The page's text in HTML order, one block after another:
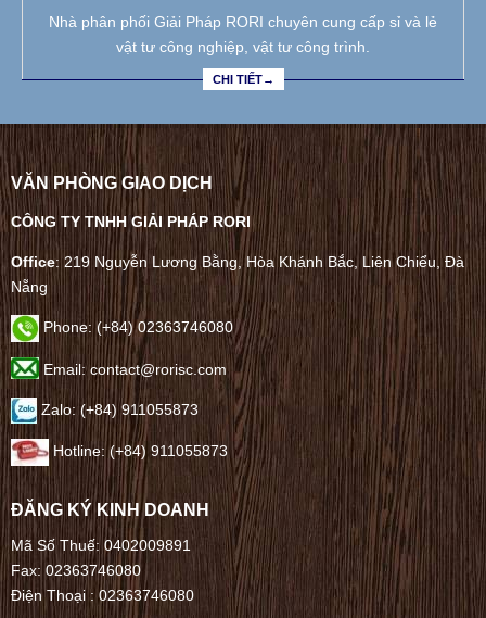
Nhà phân phối Giải Pháp RORI chuyên cung cấp sỉ và lẻ
vật tư công nghiệp, vật tư công trình.
CHI TIẾT→
VĂN PHÒNG GIAO DỊCH
CÔNG TY TNHH GIẢI PHÁP RORI
Office: 219 Nguyễn Lương Bằng, Hòa Khánh Bắc, Liên Chiểu, Đà
Nẵng
Phone:(+84) 02363746080
Email: contact@rorisc.com
Zalo: (+84) 911055873
Hotline: (+84) 911055873
ĐĂNG KÝ KINH DOANH
Mã Số Thuế: 0402009891
Fax: 02363746080
Điện Thoại :02363746080